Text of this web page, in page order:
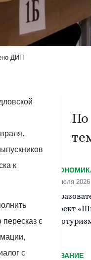
ДИП
к
пересказ с
с
По
20 июля 2026
проект
ОБРАЗОВАНИЕ